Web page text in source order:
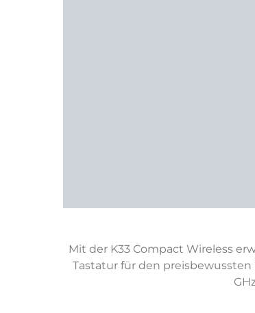
Mit der K33 Compact Wireless
Tastatur für den